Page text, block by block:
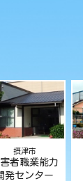
摂津市
者職業能力
発センター